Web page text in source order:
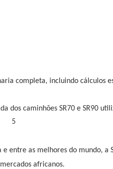
completa, incluindo cálculos
entre as melhores do mundo, a
africanos.